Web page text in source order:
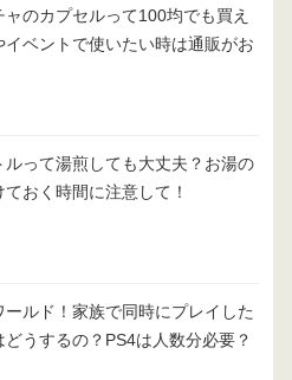
ャのカプセルって100均でも買え
イベントで使いたい時は通販がお
ルって湯煎しても大丈夫？お湯の
おく時間に注意して！
ールド！家族で同時にプレイした
どうするの？PS4は人数分必要？